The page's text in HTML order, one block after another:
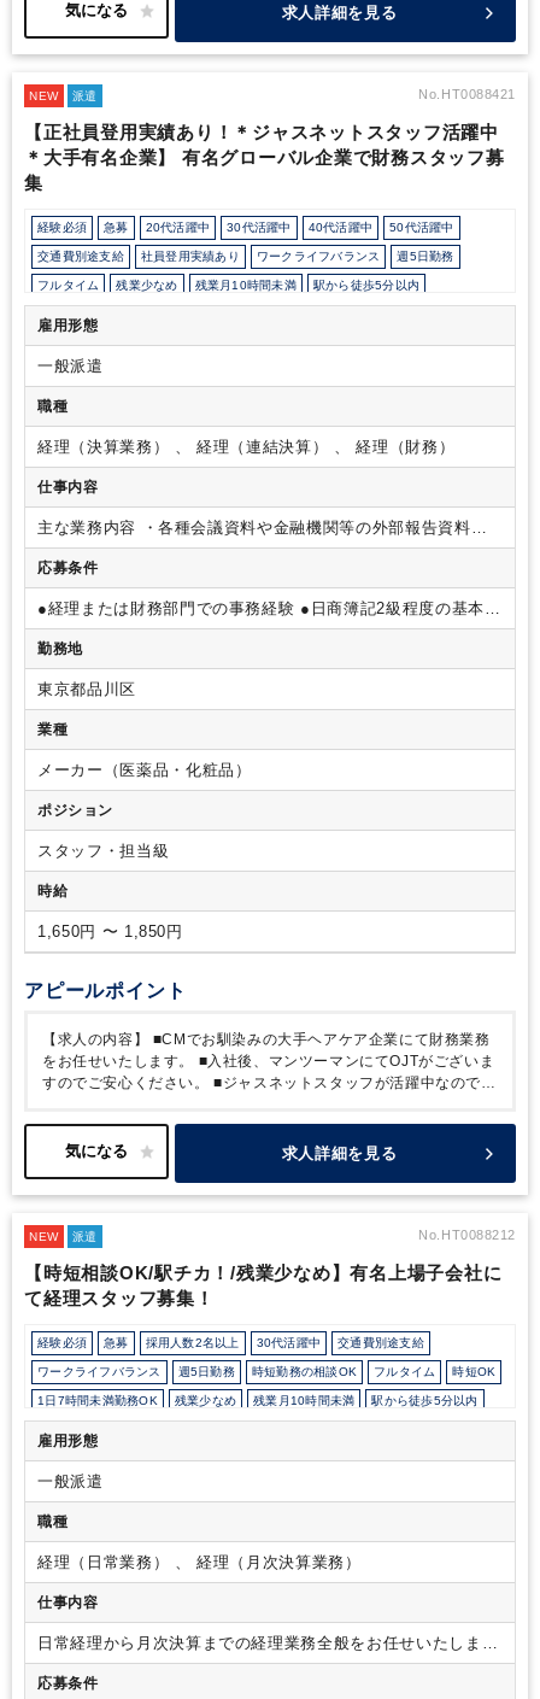
円からご経験、ご希望に応じて判断致します。正社員化をお考え
求人詳細を見る
NEW 派遣 No.HT0088421
【正社員登用実績あり！＊ジャスネットスタッフ活躍中
＊大手有名企業】 有名グローバル企業で財務スタッフ募
集
経験必須 急募 20代活躍中 30代活躍中 40代活躍中 50代活躍中
交通費別途支給 社員登用実績あり ワークライフバランス 週5日勤務
フルタイム 残業少なめ 残業月10時間未満 駅から徒歩5分以内
パーテーション区切りあり オフィスが禁煙 派遣スタッフ活躍中 経理主担当
完全週休2日制
雇用形態
一般派遣
職種
経理（決算業務） 、 経理（連結決算） 、 経理（財務）
仕事内容
主な業務内容
資料作成及び集計作業・連結決算、予算管理、資金管理、金
融機関対応等の各業務チームのサポート。
を担当していただくことがございます。
応募条件
●経理または財務部門での事務経験 ●日商簿記2級程度の基本的
な会計知識●EXCEL：の基本的な操作スキル（基本的な関
数、ピボット等が使用できる）
勤務地
東京都品川区
業種
メーカー（医薬品・化粧品）
ポジション
スタッフ・担当級
時給
1,650円 〜 1,850円
アピールポイント
【求人の内容】
■CMでお馴染みの大手ヘアケア企業にて財務業務
をお任せいたします。
■入社後、マンツーマンにてOJTがございま
すのでご安心ください。
■ジャスネットスタッフが活躍中なので安
なります。2年ごろを目安に双方合意の場合、切替の可能性がござ
います。■台風等の自然災害時はテレワークを推奨しております
オフィスカジュアルとなります。（男性はスーツネクタイ無しで
求人詳細を見る
NEW 派遣 No.HT0088212
【時短相談OK/駅チカ！/残業少なめ】有名上場子会社に
て経理スタッフ募集！
経験必須 急募 採用人数2名以上 30代活躍中 交通費別途支給
ワークライフバランス 週5日勤務 時短勤務の相談OK フルタイム 時短OK
1日7時間未満勤務OK 残業少なめ 残業月10時間未満 駅から徒歩5分以内
ルーティンワークがメイン 社内システム等のOJT 業務手順等のOJT
業界知識・専門用語等のOJT
英語力不要
雇用形態
一般派遣
職種
経理（日常業務） 、 経理（月次決算業務）
仕事内容
日常経理から月次決算までの経理業務全般をお任せいたしま
す！・日常経理（経費精算、請求書のチェック、仕訳の入力
など）・月次決算
応募条件